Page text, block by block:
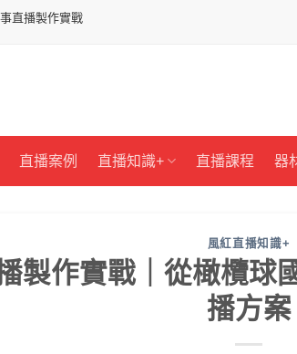
直播製作實戰
直播案例 直播知識+ 直播課程 器
風紅直播知識+
製作實戰｜從橄欖球
播方案